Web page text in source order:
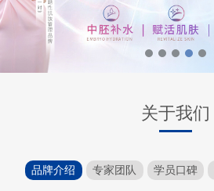
关于我们
品牌介绍 专家团队 学员口碑